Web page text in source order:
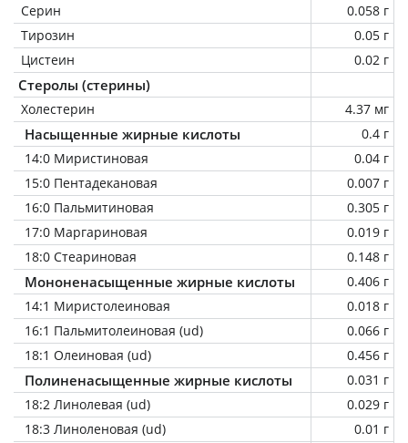
Серин
0.058 г
Тирозин
0.05 г
Цистеин
0.02 г
Стеролы (стерины)
Холестерин 4.37 мг
Насыщенные жирные кислоты
0.4 г
14:0 Миристиновая
0.04 г
15:0 Пентадекановая
0.007 г
16:0 Пальмитиновая
0.305 г
17:0 Маргариновая
0.019 г
18:0 Стеариновая
0.148 г
Мононенасыщенные жирные кислоты
0.406 г
14:1 Миристолеиновая
0.018 г
16:1 Пальмитолеиновая (ud)
0.066 г
18:1 Олеиновая (ud)
0.456 г
Полиненасыщенные жирные кислоты
0.031 г
18:2 Линолевая (ud)
0.029 г
18:3 Линоленовая (ud)
0.01 г